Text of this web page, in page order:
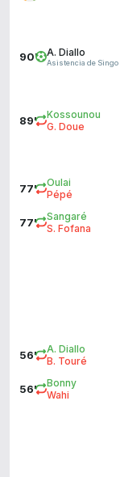
90' A. Diallo
Asistencia de Singo
89'
Kossounou
G. Doue
77'
Oulai
Pépé
77'
Sangaré
S. Fofana
56'
A. Diallo
B. Touré
56'
Bonny
Wahi